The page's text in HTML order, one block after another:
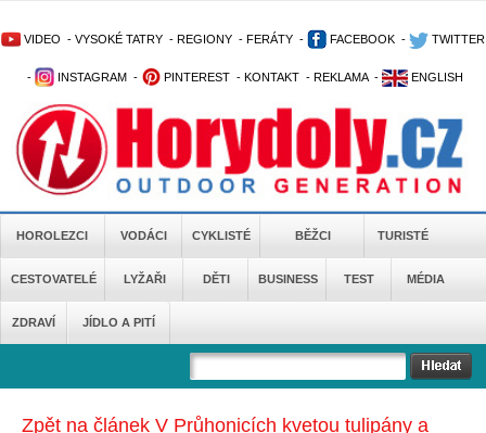
VIDEO - VYSOKÉ TATRY - REGIONY - FERÁTY - FACEBOOK - TWITTER
- INSTAGRAM - PINTEREST - KONTAKT - REKLAMA - ENGLISH
HOROLEZCI VODÁCI CYKLISTÉ BĚŽCI TURISTÉ
CESTOVATELÉ LYŽAŘI DĚTI BUSINESS TEST MÉDIA
ZDRAVÍ JÍDLO A PITÍ
Zpět na článek V Průhonicích kvetou tulipány a